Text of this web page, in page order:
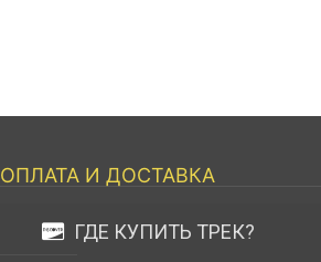
ОПЛАТА И ДОСТАВКА
ГДЕ КУПИТЬ ТРЕК?